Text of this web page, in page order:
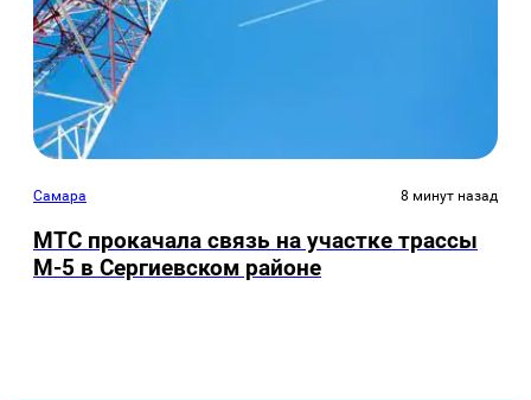
Самара 8 минут назад
МТС прокачала связь на участке трассы
М-5 в Сергиевском районе